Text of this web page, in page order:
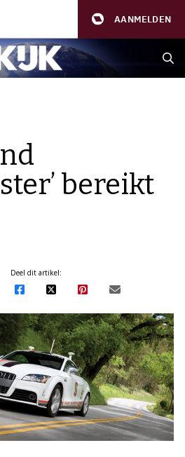
AANMELDEN
bereikt
Deel dit artikel: